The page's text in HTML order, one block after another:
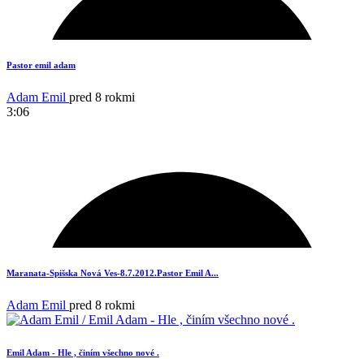
11
14
Pastor emil adam
Adam Emil pred 8 rokmi
3:06
Maranata-Spišska Nová Ves-8.7.2012.Pastor Emil A...
Adam Emil pred 8 rokmi
Emil Adam - Hle , činím všechno nové .